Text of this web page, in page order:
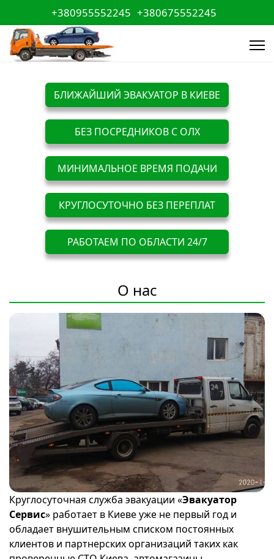
+380955552245 +380675552245
БЛИЖАЙШИЙ ЭВАКУАТОР В КИЕВЕ
БЕЗ ПОСРЕДНИКОВ С ОЛХ
МИНИМАЛЬНОЕ ВРЕМЯ ПОДАЧИ
КРУГЛОСУТОЧНО БЕЗ ПЕРЕПЛАТ
РАБОТАЕМ ПО ОБЛАСТИ 24/7
О нас
Круглосуточная служба эвакуации «Эвакуатор
Сервис» работает в Киеве уже не первый год и
обладает внушительным списком постоянных
клиентов и партнерских организаций таких как